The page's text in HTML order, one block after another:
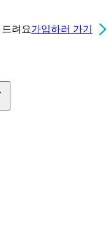
드려요가입하러 가기